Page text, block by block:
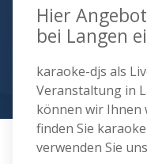
Hier
bei Langen
karaoke-djs als
Veranstaltung in
können wir Ihnen
finden Sie
verwenden Sie